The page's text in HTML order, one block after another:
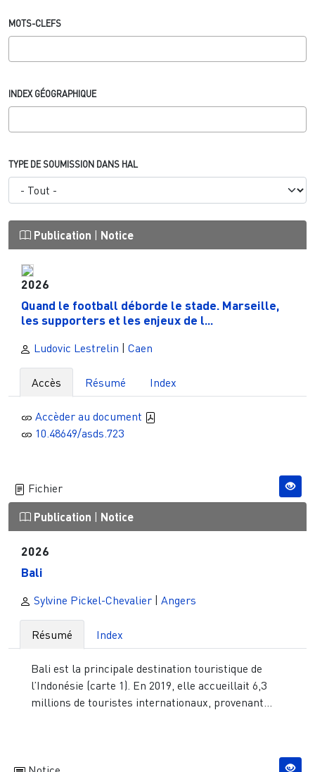
MOTS-CLEFS
INDEX GÉOGRAPHIQUE
TYPE DE SOUMISSION DANS HAL
Publication Notice
2026
Quand le football déborde le stade. Marseille,
les supporters et les enjeux de l...
Ludovic Lestrelin Caen
Accès Résumé Index
Accèder au document
10.48649/asds.723
Fichier
Publication Notice
2026
Bali
Sylvine Pickel-Chevalier | Angers
Résumé Index
Bali est la principale destination touristique de
l’Indonésie (carte 1). En 2019, elle accueillait 6,3
millions de touristes internationaux, provenant...